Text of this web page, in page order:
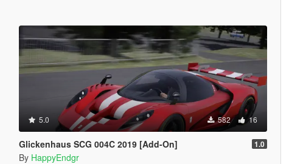
5.0 582 16
Glickenhaus SCG 004C 2019 [Add-On] 1.0
By HappyEndgr